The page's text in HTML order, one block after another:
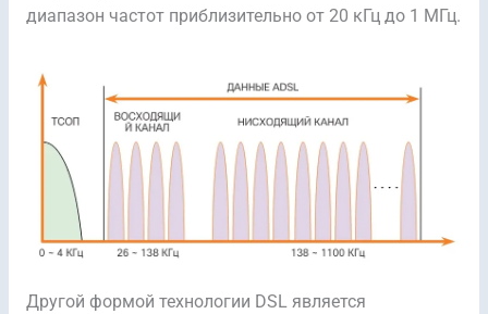
диапазон частот приблизительно от 20 кГц до 1 МГц.
Другой формой технологии DSL является